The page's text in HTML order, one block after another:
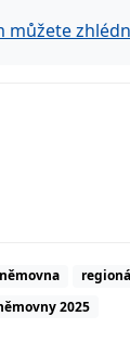
můžete
2025